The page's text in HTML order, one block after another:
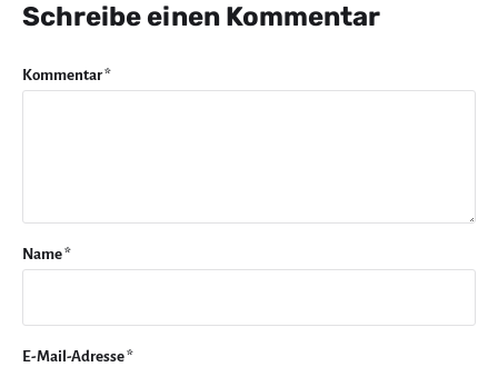
Schreibe einen Kommentar
Kommentar*
Name*
E-Mail-Adresse*